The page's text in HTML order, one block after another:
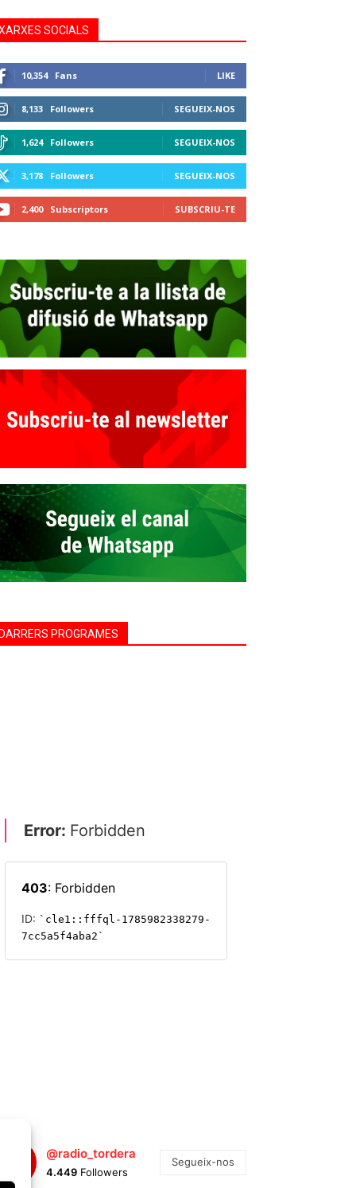
SOCIALS
10,354 Fans LIKE
8,133 Followers SEGUEIX-NOS
1,624 Followers SEGUEIX-NOS
3,178 Followers SEGUEIX-NOS
2,400 Subscriptors SUBSCRIU-TE
PROGRAMES
@radio_tordera
4.449 Followers
Segueix-nos